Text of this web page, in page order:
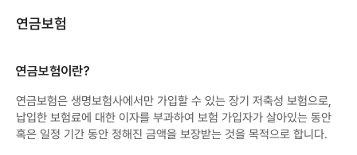
연금보험
연금보험이란?
연금보험은 생명보험사에서만 가입할 수 있는 장기 저축성 보험으로,
납입한 보험료에 대한 이자를 부과하여 보험 가입자가 살아있는 동안
혹은 일정 기간 동안 정해진 금액을 보장받는 것을 목적으로 합니다.